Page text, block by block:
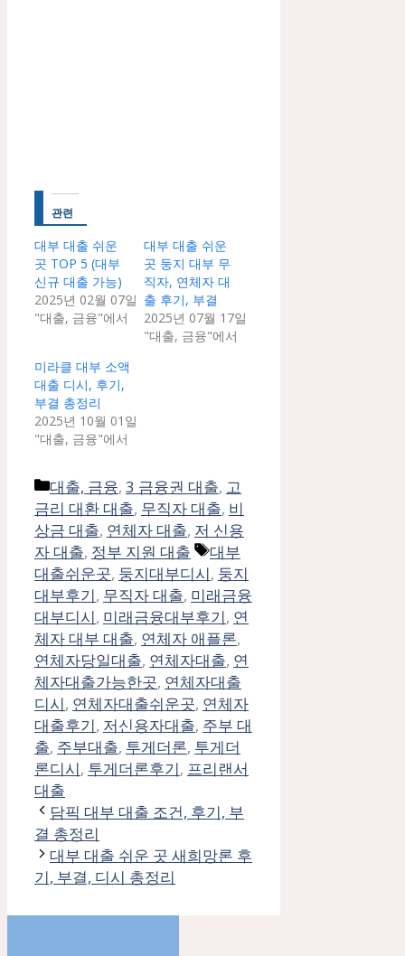
관련
대부 대출 쉬운
곳 TOP 5 (대부
신규 대출 가능)
2025년 02월 07일
"대출, 금융"에서
대부 대출 쉬운
곳 둥지 대부 무
직자, 연체자 대
출 후기, 부결
2025년 07월 17일
"대출, 금융"에서
미라클 대부 소액
대출 디시, 후기,
부결 총정리
2025년 10월 01일
"대출, 금융"에서
카
테
고
리
대출, 금융, 3 금융권 대출, 고
금리 대환 대출, 무직자 대출, 비
상금 대출, 연체자 대출, 저 신용
자 대출, 정부 지원 대출
태
그
대부
대출쉬운곳, 둥지대부디시, 둥지
대부후기, 무직자 대출, 미래금융
대부디시, 미래금융대부후기, 연
체자 대부 대출, 연체자 애플론,
연체자당일대출, 연체자대출, 연
체자대출가능한곳, 연체자대출
디시, 연체자대출쉬운곳, 연체자
대출후기, 저신용자대출, 주부 대
출, 주부대출, 투게더론, 투게더
론디시, 투게더론후기, 프리랜서
대출
담픽 대부 대출 조건, 후기, 부
결 총정리
대부 대출 쉬운 곳 새희망론 후
기, 부결, 디시 총정리